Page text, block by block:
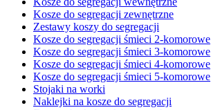
Kosze do segregacji zewnętrzne
Zestawy koszy do segregacji
Kosze do segregacji śmieci 2-komorowe
Kosze do segregacji śmieci 3-komorowe
Kosze do segregacji śmieci 4-komorowe
Kosze do segregacji śmieci 5-komorowe
Stojaki na worki
Naklejki na kosze do segregacji